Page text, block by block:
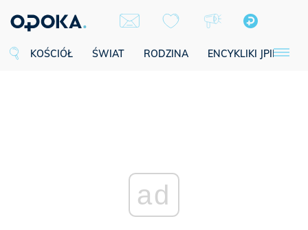
KOŚCIÓŁ ŚWIAT RODZINA ENCYKLIKI JPII
ad